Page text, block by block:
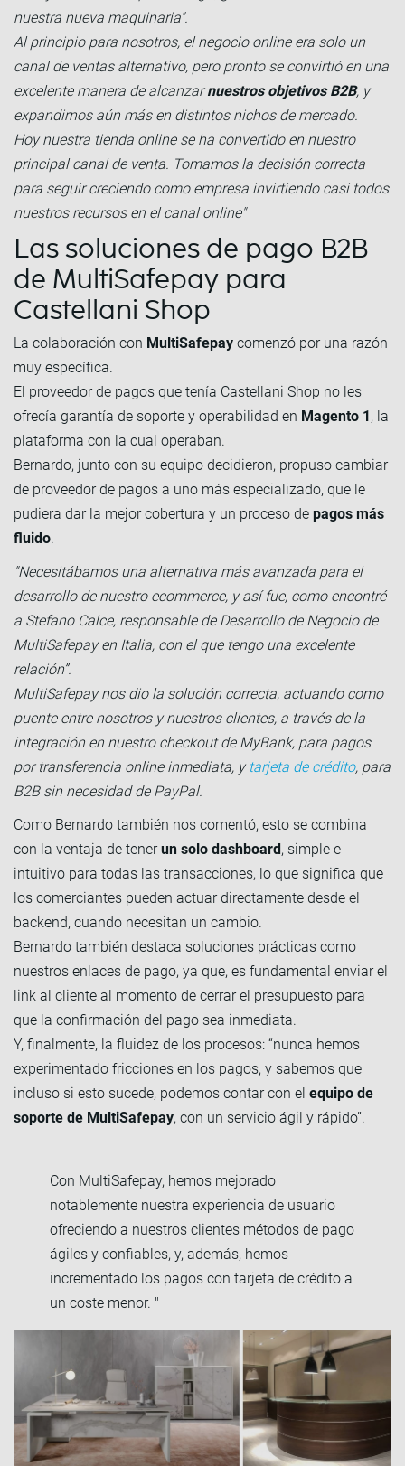
nuestra nueva maquinaria".
Al principio para nosotros, el negocio online era solo un
canal de ventas alternativo, pero pronto se convirtió en una
excelente manera de alcanzarnuestros objetivos B2B, y
expandirnos aún más en distintos nichos de mercado.
Hoy nuestra tienda online se ha convertido en nuestro
principal canal de venta. Tomamos la decisión correcta
para seguir creciendo como empresa invirtiendo casi todos
nuestros recursos en el canal online"
Las soluciones de pago B2B
de MultiSafepay para
Castellani Shop
La colaboración con MultiSafepay comenzó por una razón
muy específica.
El proveedor de pagos que tenía Castellani Shop no les
ofrecía garantía de soporte y operabilidad en Magento 1, la
plataforma con la cual operaban.
Bernardo, junto con su equipo decidieron, propuso cambiar
de proveedor de pagos a uno más especializado, que le
pudiera dar la mejor cobertura y un proceso de pagos más
fluido.
"Necesitábamos una alternativa más avanzada para el
desarrollo de nuestro ecommerce, y así fue, como encontré
a Stefano Calce, responsable de Desarrollo de Negocio de
MultiSafepay en Italia, con el que tengo una excelente
relación”.
MultiSafepay nos dio la solución correcta, actuando como
puente entre nosotros y nuestros clientes, a través de la
integración en nuestro checkout de MyBank, para pagos
por transferencia online inmediata, y tarjeta de crédito, para
B2B sin necesidad de PayPal.
Como Bernardo también nos comentó, esto se combina
con la ventaja de tenerun solo dashboard, simple e
intuitivo para todas las transacciones, lo que significa que
los comerciantes pueden actuar directamente desde el
backend, cuando necesitan un cambio.
Bernardo también destaca soluciones prácticas como
nuestros enlaces de pago, ya que, es fundamental enviar el
link al cliente al momento de cerrar el presupuesto para
que la confirmación del pago sea inmediata.
Y, finalmente, la fluidez de los procesos: “nunca hemos
experimentado fricciones en los pagos, y sabemos que
incluso si esto sucede, podemos contar con el equipo de
soporte de MultiSafepay, con un servicio ágil y rápido”.
Con MultiSafepay, hemos mejorado
notablemente nuestra experiencia de usuario
ofreciendo a nuestros clientes métodos de pago
ágiles y confiables, y, además, hemos
incrementado los pagos con tarjeta de crédito a
un coste menor. "